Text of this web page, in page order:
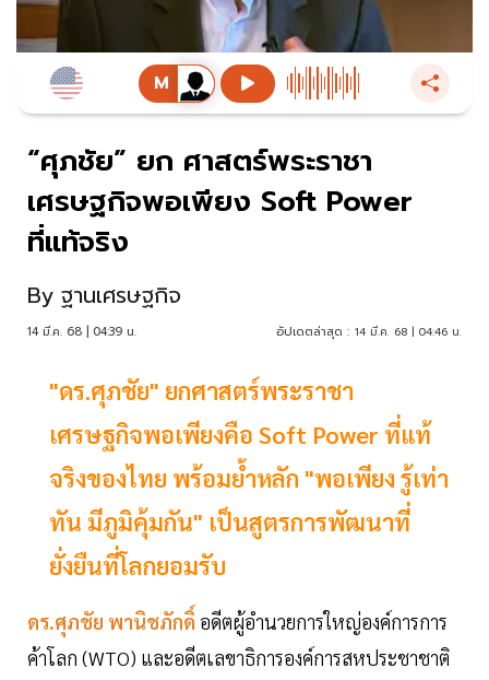
“ศุภชัย” ยก ศาสตร์พระราชา
เศรษฐกิจพอเพียง Soft Power
ที่แท้จริง
By ฐานเศรษฐกิจ
14 มี.ค. 68 | 04:39 น. อัปเดตล่าสุด : 14 มี.ค. 68 | 04:46 น.
"ดร.ศุภชัย" ยกศาสตร์พระราชา
เศรษฐกิจพอเพียงคือ Soft Power ที่แท้
จริงของไทย พร้อมย้ำหลัก "พอเพียง รู้เท่า
ทัน มีภูมิคุ้มกัน" เป็นสูตรการพัฒนาที่
ยั่งยืนที่โลกยอมรับ
ดร.ศุภชัย พานิชภักดิ์ อดีตผู้อำนวยการใหญ่องค์การการ
ค้าโลก (WTO) และอดีตเลขาธิการองค์การสหประชาชาติ